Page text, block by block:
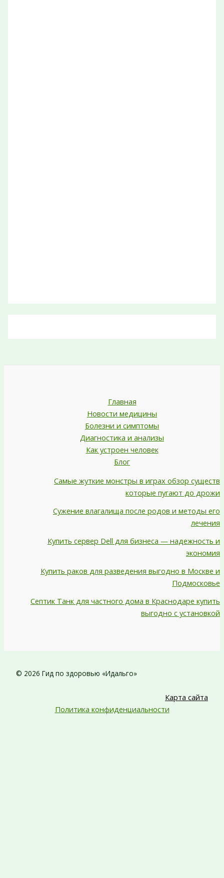
Главная
Новости медицины
Болезни и симптомы
Диагностика и анализы
Как устроен человек
Блог
Самые жуткие монстры в играх обзор существ
которые пугают до дрожи
Сужение влагалища после родов и методы его
лечения
Купить сервер Dell для бизнеса — надежность и
экономия
Купить раков для разведения выгодно в Москве и
Подмосковье
Септик Танк для частного дома в Краснодаре купить
выгодно с установкой
© 2026 Гид по здоровью «Идальго»
Карта сайта
Политика конфиденциальности